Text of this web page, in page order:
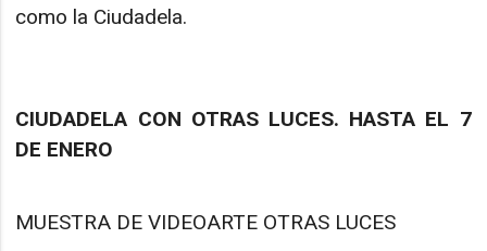
como la Ciudadela.
CIUDADELA CON OTRAS LUCES. HASTA EL 7
DE ENERO
MUESTRA DE VIDEOARTE OTRAS LUCES